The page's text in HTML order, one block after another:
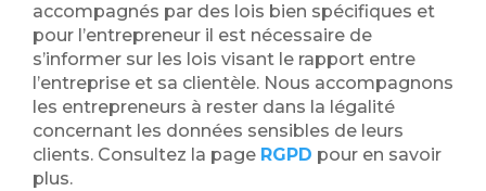
accompagnés par des lois bien spécifiques et
pour l’entrepreneur il est nécessaire de
s’informer sur les lois visant le rapport entre
l’entreprise et sa clientèle. Nous accompagnons
les entrepreneurs à rester dans la légalité
concernant les données sensibles de leurs
clients. Consultez la page RGPD pour en savoir
plus.